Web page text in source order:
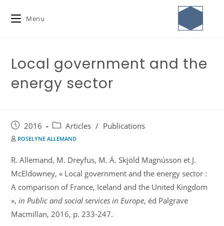
Menu
Local government and the
energy sector
2016 Articles / Publications
ROSELYNE ALLEMAND
R. Allemand, M. Dreyfus, M. Á. Skjöld Magnússon et J.
McEldowney, « Local government and the energy sector :
A comparison of France, Iceland and the United Kingdom
»,in Public and social services in Europe, éd Palgrave
Macmillan, 2016, p. 233-247.